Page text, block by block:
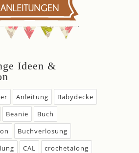
Ideen &
Anleitung
Babydecke
Beanie
Buch
Buchverlosung
CAL
crochetalong